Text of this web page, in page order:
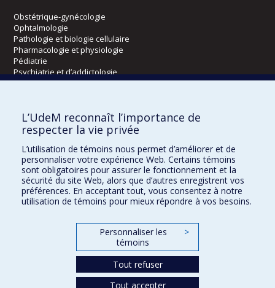
Obstétrique-gynécologie
Ophtalmologie
Pathologie et biologie cellulaire
Pharmacologie et physiologie
Pédiatrie
Psychiatrie et d’addictologie
Radiologie, radio-oncologie et médecine nucléaire
Écoles
Orthophonie et audiologie
Réadaptation
Directions
L’UdeM reconnaît l’importance de
respecter la vie privée
L’utilisation de témoins nous permet d’améliorer et de
personnaliser votre expérience Web. Certains témoins
sont obligatoires pour assurer le fonctionnement et la
sécurité du site Web, alors que d’autres enregistrent vos
préférences. En acceptant tout, vous consentez à notre
utilisation de témoins pour mieux répondre à vos besoins.
Personnaliser les
témoins
>
Tout refuser
Tout accepter